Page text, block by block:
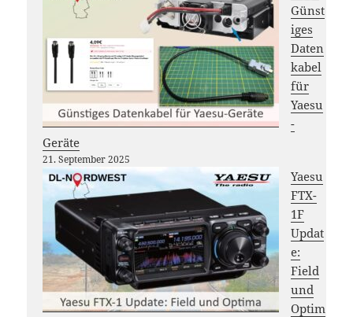
Günst
iges
Daten
kabel
für
Yaesu
-
Geräte
21. September 2025
Yaesu
FTX-
1F
Updat
e:
Field
und
Optim